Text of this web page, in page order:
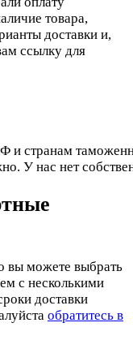
товара,
доставки и,
ссылку для
и странам
У нас нет
вы можете выбрать
с несколькими
доставки
обратитесь в